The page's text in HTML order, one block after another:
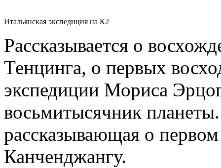
Итальянская экспедиция на К2
Рассказывается о
Тенцинга, о первых
экспедиции Мориса
восьмитысячник
рассказывающая о
Канченджангу.